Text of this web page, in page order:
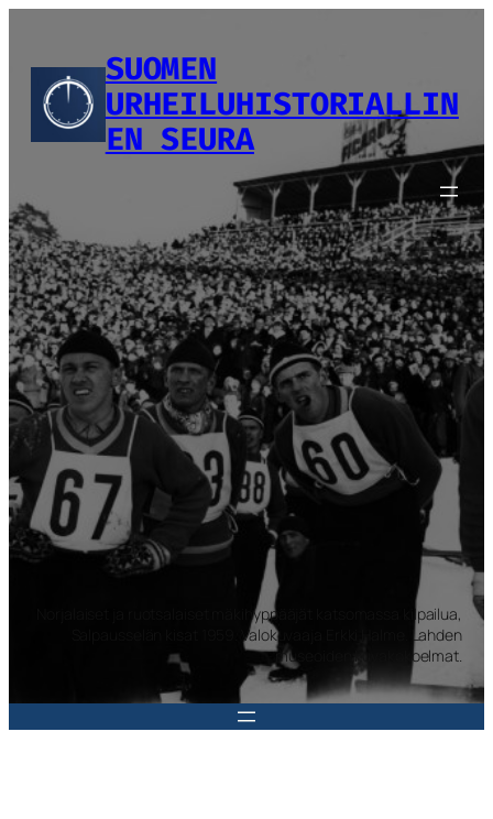
SUOMEN
URHEILUHISTORIALLIN
EN SEURA
Norjalaiset ja ruotsalaiset mäkihyppääjät katsomassa kilpailua,
Salpausselän kisat 1959. Valokuvaaja Erkki Halme. Lahden
museoiden kuvakokoelmat.